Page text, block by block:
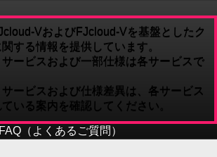
VおよびFJcloud-Vを基盤としたク
する情報を提供しています。
ービスおよび一部仕様は各サービスで
ービスおよび仕様差異は、各サービス
いる案内を確認してください。
FAQ（よくあるご質問）